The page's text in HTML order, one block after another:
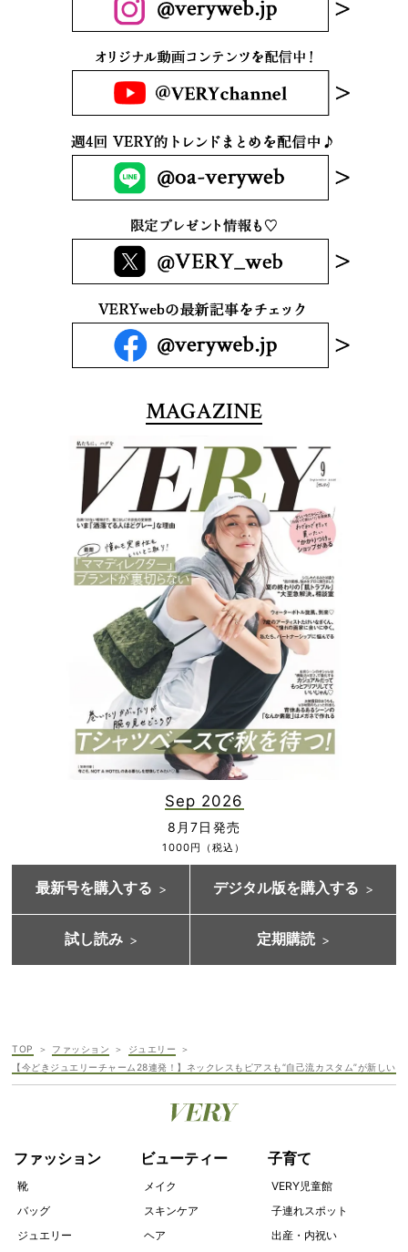
MAGAZINE
Sep 2026
8月7日発売
1000円（税込）
最新号を購入する デジタル版を購入する
試し読み 定期購読
TOP ファッション
ジュエリー
【今どきジュエリーチャーム28連発！】ネックレスもピアスも“自己流カスタム”が新しい
ファッション
靴
バッグ
ジュエリー
ビューティー
メイク
スキンケア
ヘア
子育て
VERY児童館
子連れスポット
出産・内祝い